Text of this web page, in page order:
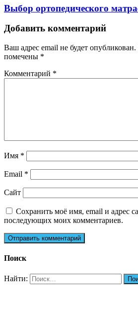
Выбор ортопедического
Добавить комментарий
Ваш адрес email не будет опубликован.
помечены *
Комментарий *
Имя *
Email *
Сайт
Сохранить моё имя, email и адрес
последующих моих комментариев.
Поиск
Найти: